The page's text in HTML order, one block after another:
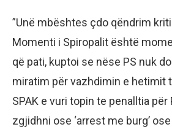
”Unë mbështes çdo qëndrim
Momenti i Spiropalit është
që pati, kuptoi se nëse PS nuk
miratim për vazhdimin e hetimit
SPAK e vuri topin te penalltia për
zgjidhni ose ‘arrest me burg’ ose